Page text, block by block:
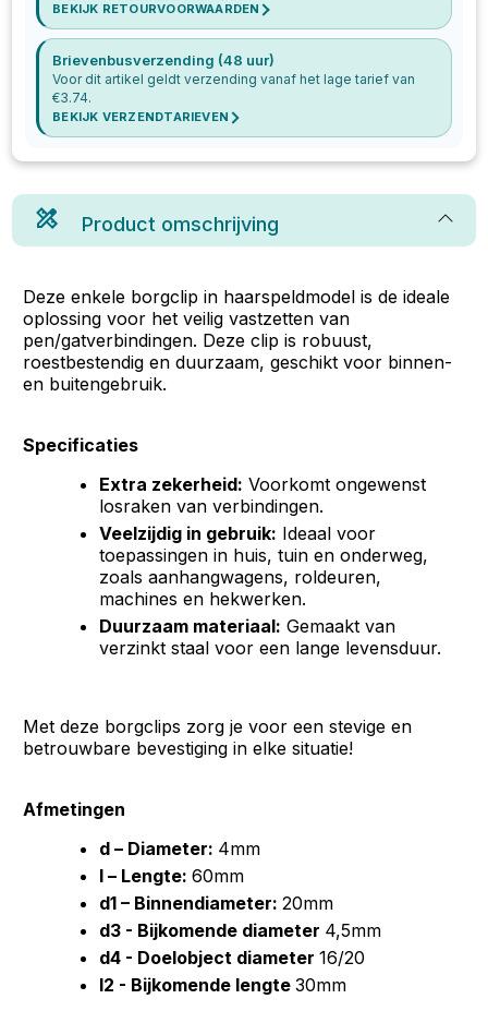
BEKIJK RETOURVOORWAARDEN
Brievenbusverzending (48 uur)
Voor dit artikel geldt verzending vanaf het lage tarief van
€3.74.
BEKIJK VERZENDTARIEVEN
Product omschrijving
Deze enkele borgclip in haarspeldmodel is de ideale
oplossing voor het veilig vastzetten van
pen/gatverbindingen. Deze clip is robuust,
roestbestendig en duurzaam, geschikt voor binnen-
en buitengebruik.
Specificaties
Extra zekerheid: Voorkomt ongewenst
losraken van verbindingen.
Veelzijdig in gebruik: Ideaal voor
toepassingen in huis, tuin en onderweg,
zoals aanhangwagens, roldeuren,
machines en hekwerken.
Duurzaam materiaal: Gemaakt van
verzinkt staal voor een lange levensduur.
Met deze borgclips zorg je voor een stevige en
betrouwbare bevestiging in elke situatie!
Afmetingen
d – Diameter: 4mm
l – Lengte:60mm
d1 – Binnendiameter:20mm
d3 - Bijkomende diameter 4,5mm
d4 - Doelobject diameter16/20
l2 - Bijkomende lengte30mm